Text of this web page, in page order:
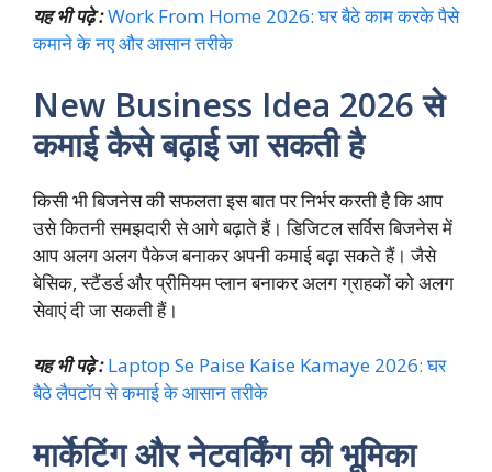
यह भी पढ़े :Work From Home 2026: घर बैठे काम करके पैसे
कमाने के नए और आसान तरीके
New Business Idea 2026 से
कमाई कैसे बढ़ाई जा सकती है
किसी भी बिजनेस की सफलता इस बात पर निर्भर करती है कि आप
उसे कितनी समझदारी से आगे बढ़ाते हैं। डिजिटल सर्विस बिजनेस में
आप अलग अलग पैकेज बनाकर अपनी कमाई बढ़ा सकते हैं। जैसे
बेसिक, स्टैंडर्ड और प्रीमियम प्लान बनाकर अलग ग्राहकों को अलग
सेवाएं दी जा सकती हैं।
यह भी पढ़े : Laptop Se Paise Kaise Kamaye 2026: घर
बैठे लैपटॉप से कमाई के आसान तरीके
मार्केटिंग और नेटवर्किंग की भूमिका